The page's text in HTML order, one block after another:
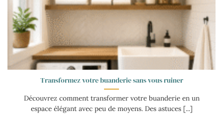
Transformez votre buanderie sans vous ruiner
Découvrez comment transformer votre buanderie en un
espace élégant avec peu de moyens. Des astuces [...]